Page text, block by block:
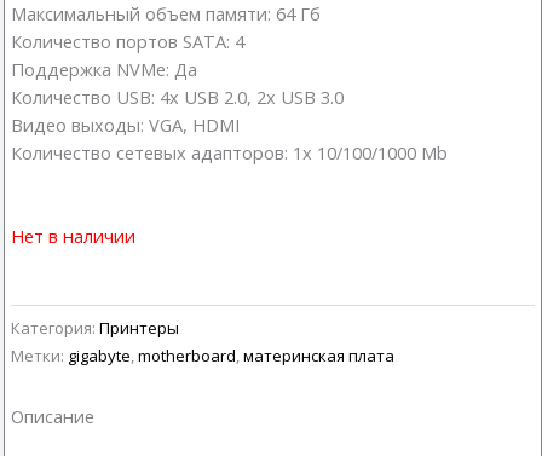
Максимальный объем памяти: 64 Гб
Количество портов SATA: 4
Поддержка NVMe: Да
Количество USB: 4x USB 2.0, 2x USB 3.0
Видео выходы: VGA, HDMI
Количество сетевых адапторов: 1х 10/100/1000 Mb
Нет в наличии
Категория: Принтеры
Метки: gigabyte,motherboard,материнская плата
Описание